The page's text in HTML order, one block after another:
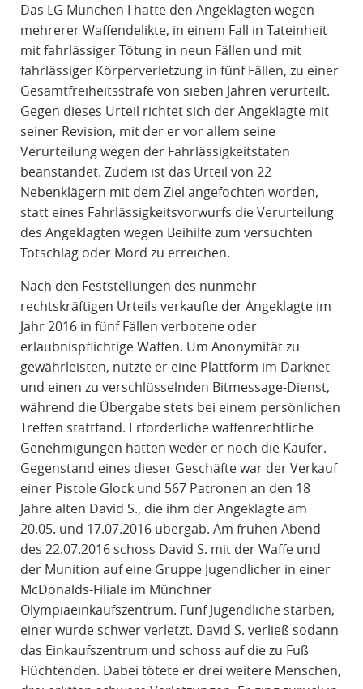
Das LG München I hatte den Angeklagten wegen
mehrerer Waffendelikte, in einem Fall in Tateinheit
mit fahrlässiger Tötung in neun Fällen und mit
fahrlässiger Körperverletzung in fünf Fällen, zu einer
Gesamtfreiheitsstrafe von sieben Jahren verurteilt.
Gegen dieses Urteil richtet sich der Angeklagte mit
seiner Revision, mit der er vor allem seine
Verurteilung wegen der Fahrlässigkeitstaten
beanstandet. Zudem ist das Urteil von 22
Nebenklägern mit dem Ziel angefochten worden,
statt eines Fahrlässigkeitsvorwurfs die Verurteilung
des Angeklagten wegen Beihilfe zum versuchten
Totschlag oder Mord zu erreichen.
Nach den Feststellungen des nunmehr
rechtskräftigen Urteils verkaufte der Angeklagte im
Jahr 2016 in fünf Fällen verbotene oder
erlaubnispflichtige Waffen. Um Anonymität zu
gewährleisten, nutzte er eine Plattform im Darknet
und einen zu verschlüsselnden Bitmessage-Dienst,
während die Übergabe stets bei einem persönlichen
Treffen stattfand. Erforderliche waffenrechtliche
Genehmigungen hatten weder er noch die Käufer.
Gegenstand eines dieser Geschäfte war der Verkauf
einer Pistole Glock und 567 Patronen an den 18
Jahre alten David S., die ihm der Angeklagte am
20.05. und 17.07.2016 übergab. Am frühen Abend
des 22.07.2016 schoss David S. mit der Waffe und
der Munition auf eine Gruppe Jugendlicher in einer
McDonalds-Filiale im Münchner
Olympiaeinkaufszentrum. Fünf Jugendliche starben,
einer wurde schwer verletzt. David S. verließ sodann
das Einkaufszentrum und schoss auf die zu Fuß
Flüchtenden. Dabei tötete er drei weitere Menschen,